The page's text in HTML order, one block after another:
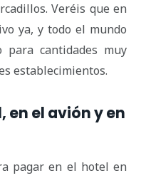
Veréis que en
ya, y todo el mundo
para cantidades muy
establecimientos.
en el avión y en
pagar en el hotel en